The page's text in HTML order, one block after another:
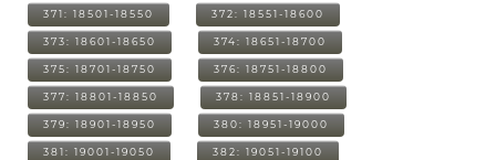
371: 18501-18550 372: 18551-18600
373: 18601-18650 374: 18651-18700
375: 18701-18750 376: 18751-18800
377: 18801-18850 378: 18851-18900
379: 18901-18950 380: 18951-19000
381: 19001-19050 382: 19051-19100